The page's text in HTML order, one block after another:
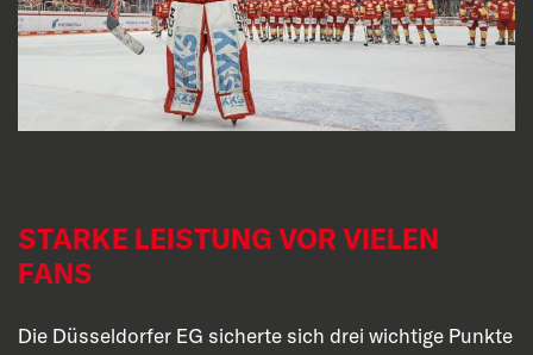
STARKE LEISTUNG VOR VIELEN
FANS
Die Düsseldorfer EG sicherte sich drei wichtige Punkte